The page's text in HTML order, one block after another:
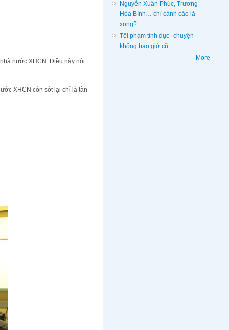
nước XHCN. Điều này nói
XHCN còn sót lại chỉ là tàn
Nguyễn Xuân Phúc, Trương
Hòa Bình… chỉ cảnh cáo là
xong?
Tội phạm tình dục--chuyện
không bao giờ cũ
More